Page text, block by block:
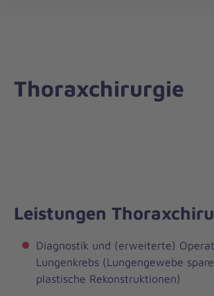
Thoraxchirurgie
Leistungen
Diagnostik und (erweiterte)
Lungenkrebs (Lungengewebe
plastische Rekonstruktionen)